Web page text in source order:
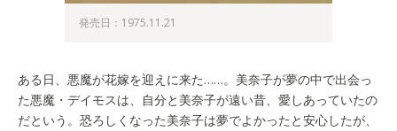
発売日：1975.11.21
ある日、悪魔が花嫁を迎えに来た……。美奈子が夢の中で出会っ
た悪魔・デイモスは、自分と美奈子が遠い昔、愛しあっていたの
だという。恐ろしくなった美奈子は夢でよかったと安心したが、